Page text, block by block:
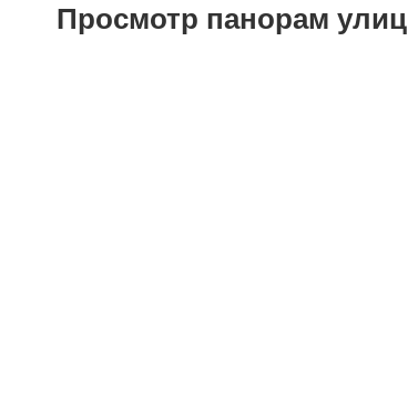
Просмотр панорам улиц